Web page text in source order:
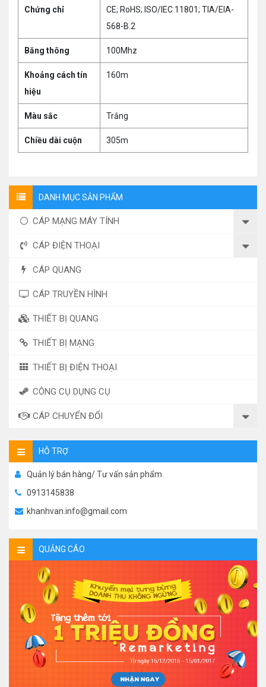
Chứng chỉ
CE; RoHS; ISO/IEC 11801; TIA/EIA-
568-B.2
Băng thông 100Mhz
Khoảng cách tín
hiệu
160m
Màu sắc Trắng
Chiều dài cuộn 305m
DANH MỤC SẢN PHẨM
CÁP MẠNG MÁY TÍNH
CÁP ĐIỆN THOẠI
CÁP QUANG
CÁP TRUYỀN HÌNH
THIẾT BỊ QUANG
THIẾT BỊ MẠNG
THIẾT BỊ ĐIỆN THOẠI
CÔNG CỤ DỤNG CỤ
CÁP CHUYỂN ĐỔI
HỖ TRỢ
Quản lý bán hàng/ Tư vấn sản phẩm
0913145838
khanhvan.info@gmail.com
QUẢNG CÁO